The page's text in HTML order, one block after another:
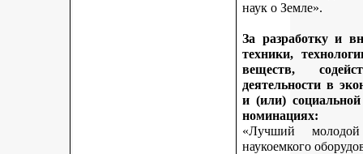
наук о Земле».
За разработку и
техники,
веществ,
деятельности в
и (или)
номинациях:
«Лучший
наукоемкого